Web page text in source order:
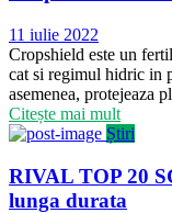
Publicat
pe
11 iulie 2022
Cropshield este un
cat si regimul hidric in
asemenea, protejeaza
Citește mai mult
Știri
RIVAL TOP 20
lunga durata